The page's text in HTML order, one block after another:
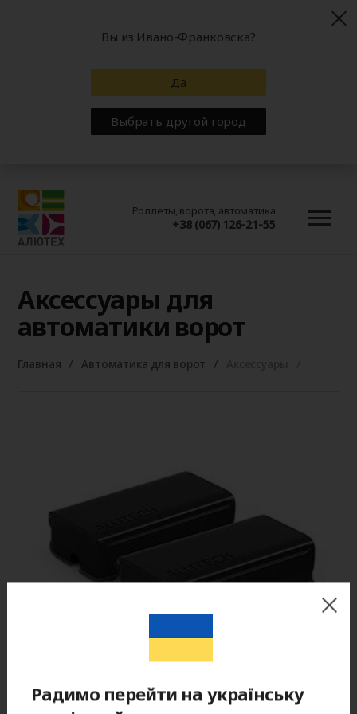
Роллеты, ворота, автоматика
+38 (067) 126-21-55
Аксессуары для
автоматики ворот
Главная Автоматика для ворот
Вы из Ивано-Франковска?
Да
Выбрать другой город
Радимо перейти на українську